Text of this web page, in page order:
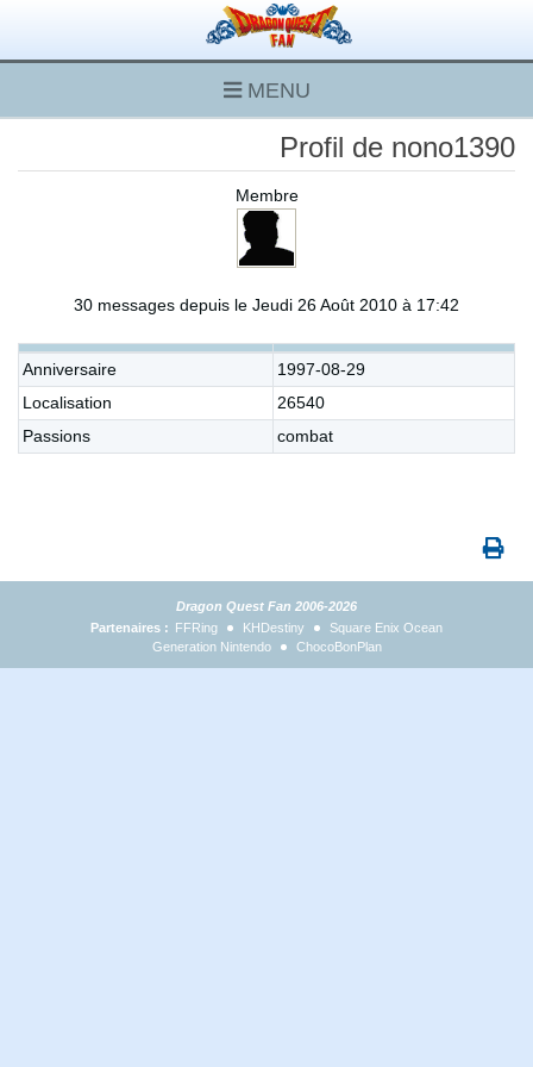
MENU
Profil de nono1390
Membre
30 messages depuis le Jeudi 26 Août 2010 à 17:42
Anniversaire
1997-08-29
Localisation
26540
Passions
combat
Dragon Quest Fan 2006-2026
Partenaires : FFRing KHDestiny
Square Enix Ocean
Generation Nintendo
ChocoBonPlan